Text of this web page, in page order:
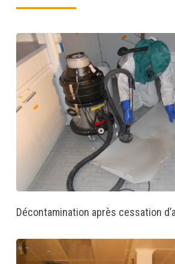
Décontamination après cessation